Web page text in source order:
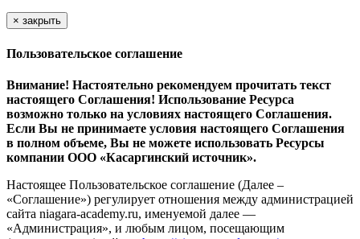
× закрыть
Пользовательское соглашение
Внимание! Настоятельно рекомендуем прочитать текст
настоящего Соглашения! Использование Ресурса
возможно только на условиях настоящего Соглашения.
Если Вы не принимаете условия настоящего Соглашения
в полном объеме, Вы не можете использовать Ресурсы
компании ООО «Касаргинский источник».
Настоящее Пользовательское соглашение (Далее –
«Соглашение») регулирует отношения между администрацией
сайта niagara-academy.ru, именуемой далее —
«Администрация», и любым лицом, посещающим